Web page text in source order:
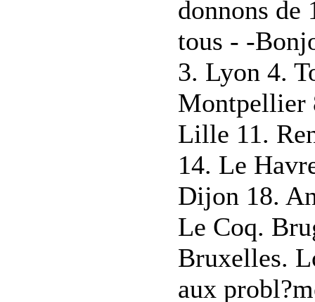
donnons de
tous - -
3. Lyon 4.
Montpellier
Lille 11.
14. Le
Dijon 18.
Le Coq.
Bruxelles.
aux